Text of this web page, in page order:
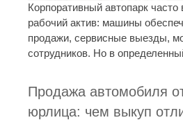
Корпоративный автопарк часто
рабочий актив: машины
продажи, сервисные выезды,
сотрудников. Но в
Продажа автомобиля
юрлица: чем выкуп